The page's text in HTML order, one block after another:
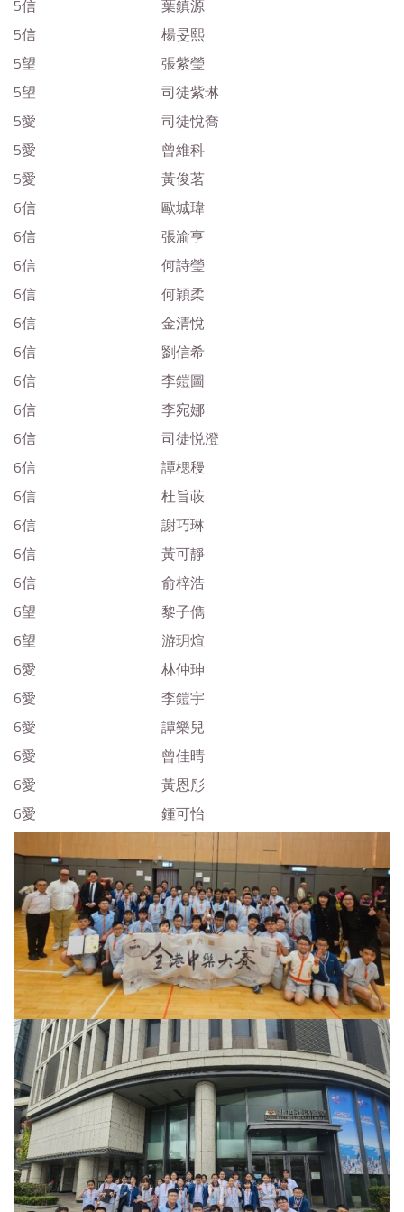
5信
葉鎮源
5信
楊旻熙
5望
張紫瑩
5望
司徒紫琳
5愛
司徒悅喬
5愛
曾維科
5愛
黃俊茗
6信
歐城瑋
6信
張渝亨
6信
何詩瑩
6信
何穎柔
6信
金清悅
6信
劉信希
6信
李鎧圖
6信
李宛娜
6信
司徒悦澄
6信
譚楒䅼
6信
杜旨荍
6信
謝巧琳
6信
黃可靜
6信
俞梓浩
6望
黎子儁
6望
游玥煊
6愛
林仲珅
6愛
李鎧宇
6愛
譚樂兒
6愛
曾佳晴
6愛
黃恩彤
6愛
鍾可怡